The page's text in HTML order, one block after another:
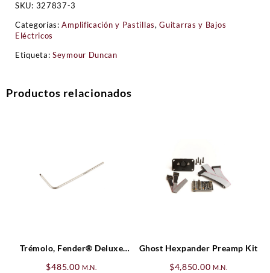
SKU: 327837-3
Categorías:Amplificación y Pastillas,Guitarras y Bajos
Eléctricos
Etiqueta:Seymour Duncan
Productos relacionados
Trémolo, Fender® Deluxe
$485.00 M.N.
Ghost Hexpander Preamp Kit
$4,850.00 M.N.